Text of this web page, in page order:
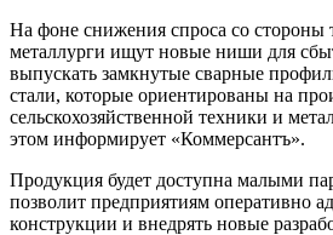
На фоне снижения спроса со стороны
металлурги ищут новые ниши для
выпускать замкнутые сварные
стали, которые ориентированы на
сельскохозяйственной техники и
этом информирует «Коммерсантъ».
Продукция будет доступна малыми
позволит предприятиям оперативно
конструкции и внедрять новые